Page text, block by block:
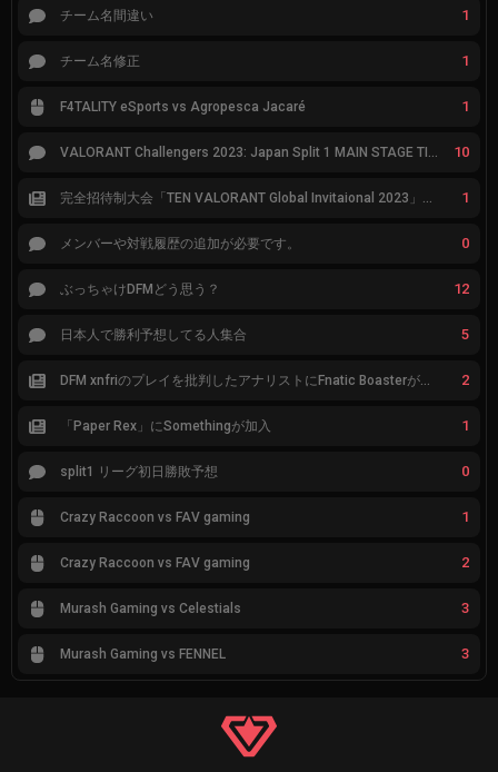
チーム名間違い 1
チーム名修正 1
F4TALITY eSports vs Agropesca Jacaré 1
VALORANT Challengers 2023: Japan Split 1 MAIN STAGE TIER表 10
完全招待制大会「TEN VALORANT Global Invitaional 2023」が韓国で開催 1
メンバーや対戦履歴の追加が必要です。 0
ぶっちゃけDFMどう思う？ 12
日本人で勝利予想してる人集合 5
DFM xnfriのプレイを批判したアナリストにFnatic Boasterが反応「DFMは仕組みの強化が必要なだけ」 2
「Paper Rex」にSomethingが加入 1
split1 リーグ初日勝敗予想 0
Crazy Raccoon vs FAV gaming 1
Crazy Raccoon vs FAV gaming 2
Murash Gaming vs Celestials 3
Murash Gaming vs FENNEL 3